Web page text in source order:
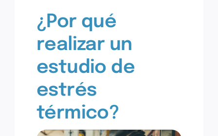
¿Por qué
realizar un
estudio de
estrés
térmico?